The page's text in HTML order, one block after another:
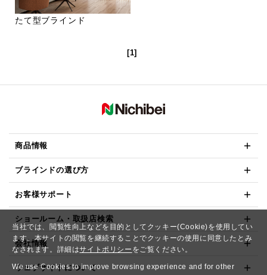
当社では、閲覧性向上などを目的としてクッキー(Cookie)を使用してい
ます。本サイトの閲覧を継続することでクッキーの使用に同意したとみ
なされます。詳細はサイトポリシー をご覧ください。
We use Cookies to improve browsing experience and for other
たて型ブラインド
[1]
商品情報
ブラインドの選び方
お客様サポート
ショールーム・取扱店検索
会社情報
ウェブサイトについて